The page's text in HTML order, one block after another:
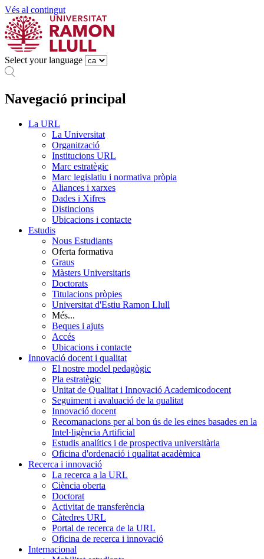
Vés al contingut
Select your language
Navegació principal
La URL
La Universitat
Organització
Institucions URL
Marc estratègic
Marc legislatiu i normativa pròpia
Aliances i xarxes
Dades i Xifres
Distincions
Ubicacions i contacte
Estudis
Nous Estudiants
Oferta formativa
Graus
Màsters Universitaris
Doctorats
Titulacions pròpies
Universitat d'Estiu Ramon Llull
Més...
Beques i ajuts
Accés
Ubicacions i contacte
Innovació docent i qualitat
El nostre model pedagògic
Pla estratègic
Unitat de Qualitat i Innovació Academicodocent
Seguiment i avaluació de la qualitat
Innovació docent
Recomanacions per al bon ús de les eines basades en la
Intel·ligència Artificial
Estudis analítics i de prospectiva universitària
Oficina d'ordenació i qualitat acadèmica
Recerca i innovació
La recerca a la URL
Ciència oberta
Doctorat
Activitat de transferència
Càtedres URL
Portal de recerca de la URL
Oficina de recerca i innovació
Internacional